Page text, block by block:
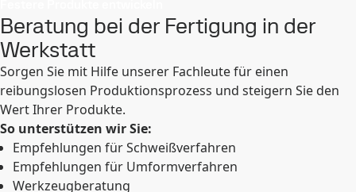
Beratung bei der Fertigung in der
Werkstatt
Sorgen Sie mit Hilfe unserer Fachleute für einen
reibungslosen Produktionsprozess und steigern Sie den
Wert Ihrer Produkte.
So unterstützen wir Sie:
Empfehlungen für Schweißverfahren
Empfehlungen für Umformverfahren
Werkzeugberatung